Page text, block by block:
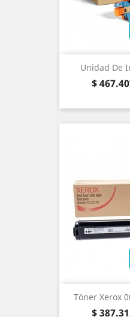
Unidad De
Precio
$
Tóner Xerox
Precio
$